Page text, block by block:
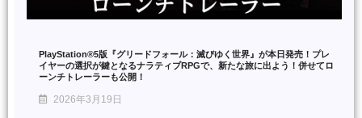
PlayStation®5版『グリードフォール：滅びゆく世界』が本日発売！プレ
イヤーの選択が鍵となるナラティブRPGで、新たな旅に出よう！併せてロ
ーンチトレーラーも公開！
2026年3月19日